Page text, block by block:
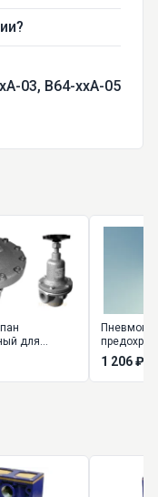
03, В64-ххА-05
для
воздуха П-
ПКАП 25
1 206 ₽